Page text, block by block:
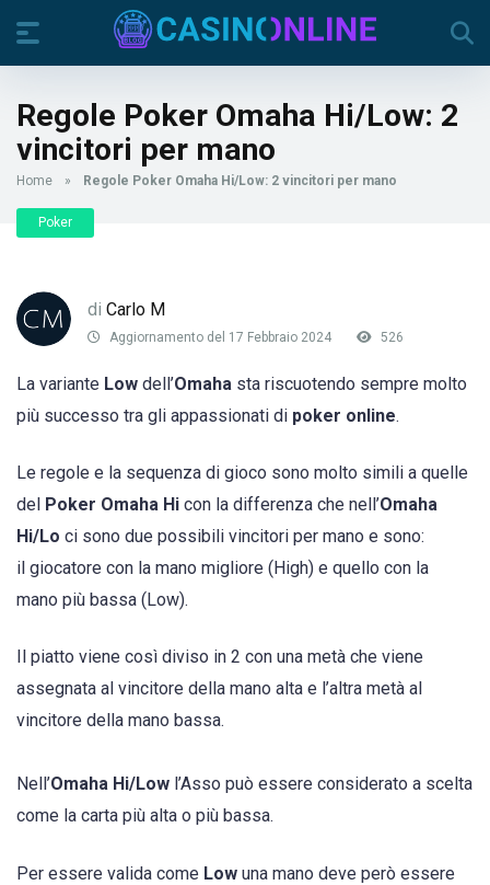
Regole Poker Omaha Hi/Low: 2
vincitori per mano
Home » Regole Poker Omaha Hi/Low: 2 vincitori per mano
Poker
di Carlo M
Aggiornamento del 17 Febbraio 2024 526
La variante Low dell’Omaha sta riscuotendo sempre molto
più successo tra gli appassionati di poker online.
Le regole e la sequenza di gioco sono molto simili a quelle
del
Poker Omaha Hi con la differenza che nell’Omaha
Hi/Lo ci sono due possibili vincitori per mano e sono:
il giocatore con la mano migliore (High) e quello con la
mano più bassa (Low).
Il piatto viene così diviso in 2 con una metà che viene
assegnata al vincitore della mano alta e l’altra metà al
vincitore della mano bassa.
Nell’Omaha Hi/Low l’Asso può essere considerato a scelta
come la carta più alta o più bassa.
Per essere valida come Low una mano deve però essere